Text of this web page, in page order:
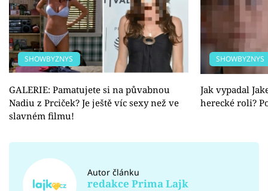
SHOWBYZNYS
GALERIE: Pamatujete si na půvabnou
Nadiu z Prciček? Je ještě víc sexy než ve
slavném filmu!
SHOWBYZNYS
Jak vypadal
herecké roli?
Autor článku
redakce Prima Lajk